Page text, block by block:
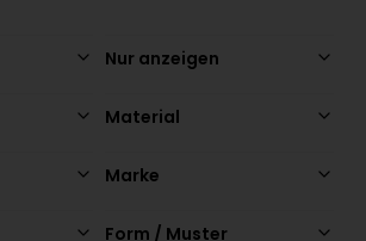
Nur anzeigen
Material
Marke
Form / Muster